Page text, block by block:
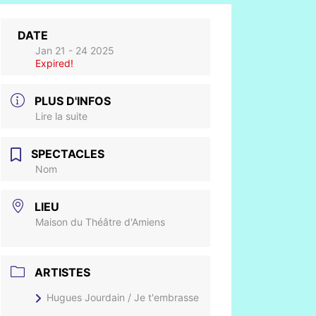
DATE
Jan 21 - 24 2025
Expired!
PLUS D'INFOS
Lire la suite
SPECTACLES
Nom
LIEU
Maison du Théâtre d'Amiens
ARTISTES
Hugues Jourdain / Je t'embrasse